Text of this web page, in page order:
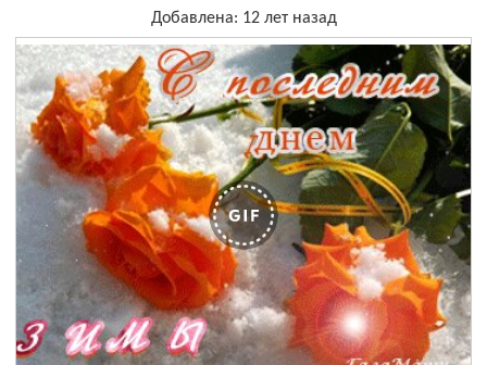
Добавлена: 12 лет назад